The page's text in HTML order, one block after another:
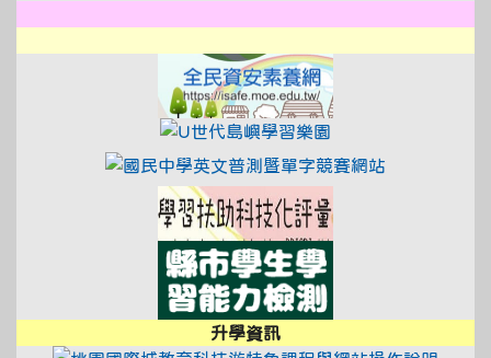
link to https://
升學資訊